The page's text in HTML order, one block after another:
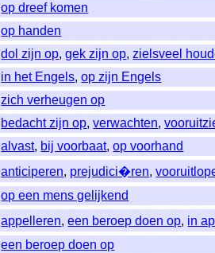
op dreef komen
op handen
dol zijn op,gek zijn op,zielsveel
in het Engels,op zijn Engels
zich verheugen op
bedacht zijn op,verwachten,
alvast, bij voorbaat,op voorhand
anticiperen, prejudici�ren,
op een mens gelijkend
appelleren,een beroep doen op, in
een beroep doen op